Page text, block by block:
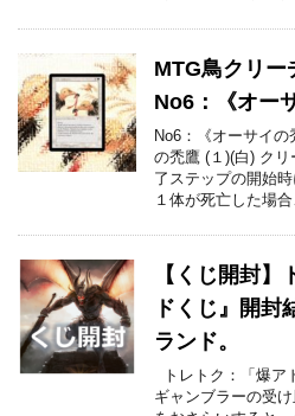
MTG鳥クリー
No6：《オー
No6：《オーサイ
の禿鷹 (１)(白) ク
了ステップの開始
１体が死亡した場合
【くじ開封
ドくじ』開封
ランド。
トレトク：「爆
ギャンブラーの受